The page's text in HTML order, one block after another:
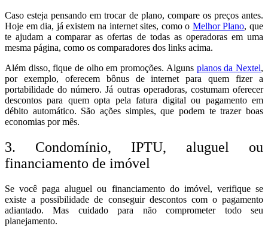
Caso esteja pensando em trocar de plano, compare os preços antes.
Hoje em dia, já existem na internet sites, como o Melhor Plano, que
te ajudam a comparar as ofertas de todas as operadoras em uma
mesma página, como os comparadores dos links acima.
Além disso, fique de olho em promoções. Alguns planos da Nextel,
por exemplo, oferecem bônus de internet para quem fizer a
portabilidade do número. Já outras operadoras, costumam oferecer
descontos para quem opta pela fatura digital ou pagamento em
débito automático. São ações simples, que podem te trazer boas
economias por mês.
3. Condomínio, IPTU, aluguel ou
financiamento de imóvel
Se você paga aluguel ou financiamento do imóvel, verifique se
existe a possibilidade de conseguir descontos com o pagamento
adiantado. Mas cuidado para não comprometer todo seu
planejamento.